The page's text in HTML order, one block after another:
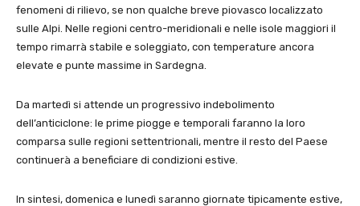
fenomeni di rilievo, se non qualche breve piovasco localizzato
sulle Alpi. Nelle regioni centro-meridionali e nelle isole maggiori il
tempo rimarrà stabile e soleggiato, con temperature ancora
elevate e punte massime in Sardegna.
Da martedì si attende un progressivo indebolimento
dell’anticiclone: le prime piogge e temporali faranno la loro
comparsa sulle regioni settentrionali, mentre il resto del Paese
continuerà a beneficiare di condizioni estive.
In sintesi, domenica e lunedì saranno giornate tipicamente estive,